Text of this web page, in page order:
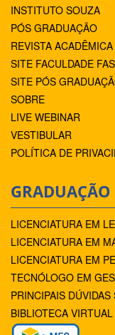
INSTITUTO SOUZA
PÓS GRADUAÇÃO
REVISTA
SITE FACULDADE
SITE PÓS
SOBRE
LIVE WEBINAR
VESTIBULAR
POLÍTICA DE
GRADUAÇÃO
LICENCIATURA EM
LICENCIATURA EM
LICENCIATURA EM
TECNÓLOGO EM
PRINCIPAIS
BIBLIOTECA